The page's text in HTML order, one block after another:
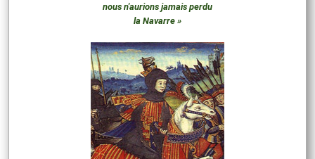
nous n'aurions jamais perdu
la Navarre »